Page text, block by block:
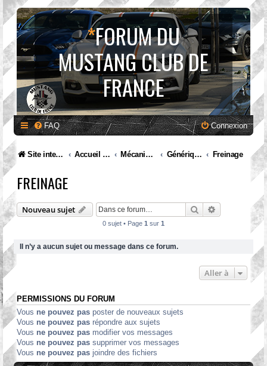
*FORUM DU
MUSTANG CLUB DE
FRANCE
FAQ Connexion
Site internet MCF Accueil Forum Mécanique et entretien Générique Freinage
FREINAGE
Nouveau sujet RechercherRecherche
0 sujet • Page 1 sur 1
Il n’y a aucun sujet ou message dans ce forum.
Aller à
PERMISSIONS DU FORUM
Vous ne pouvez pas poster de nouveaux sujets
Vous ne pouvez pas répondre aux sujets
Vous ne pouvez pas modifier vos messages
Vous ne pouvez pas supprimer vos messages
Vous ne pouvez pas joindre des fichiers